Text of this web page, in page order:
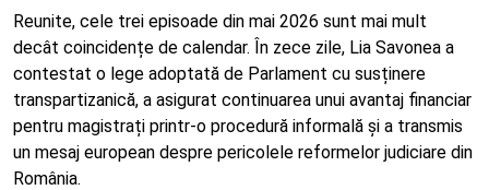
Reunite, cele trei episoade din mai 2026 sunt mai mult
decât coincidențe de calendar. În zece zile, Lia Savonea a
contestat o lege adoptată de Parlament cu susținere
transpartizanică, a asigurat continuarea unui avantaj financiar
pentru magistrați printr-o procedură informală și a transmis
un mesaj european despre pericolele reformelor judiciare din
România.